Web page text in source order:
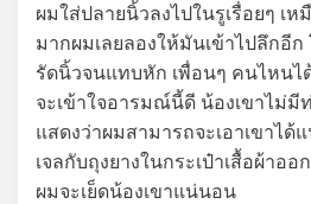
ผมใส่ปลายนิ้วลงไปในรูเรื่อยๆ เห
มากผมเลยลองให้มันเข้าไปลึกอีก
รัดนิ้วจนแทบหัก เพื่อนๆ คนไหนไ
จะเข้าใจอารมณ์นี้ดี น้องเขาไม่มี
แสดงว่าผมสามารถจะเอาเขาได้
เจลกับถุงยางในกระเป๋าเสื้อผ้าอ
ผมจะเย็ดน้องเขาแน่นอน